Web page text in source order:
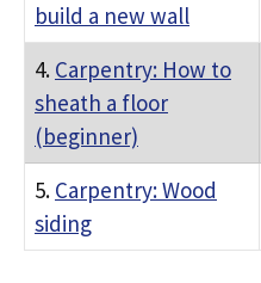
build a new wall
4. Carpentry: How to
sheath a floor
(beginner)
5. Carpentry: Wood
siding